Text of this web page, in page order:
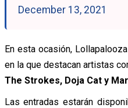
December 13, 2021
En esta ocasión,
en la que destacan artistas
The Strokes, Doja Cat y
Las entradas estarán